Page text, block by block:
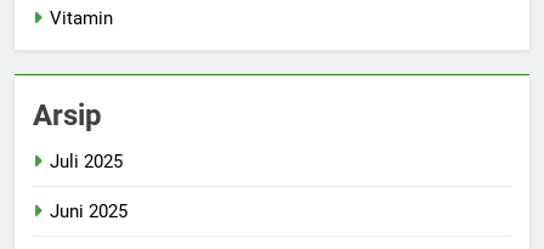
Vitamin
Arsip
Juli 2025
Juni 2025